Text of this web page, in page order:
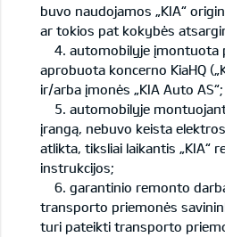
buvo naudojamos „KIA“
ar tokios pat kokybės
4. automobilyje įmontuota
aprobuota koncerno KiaHQ
ir/arba įmonės „KIA Auto AS“;
5. automobilyje
įrangą, nebuvo keista
atlikta, tiksliai laikantis „KIA“
instrukcijos;
6. garantinio remonto
transporto priemonės
turi pateikti transporto